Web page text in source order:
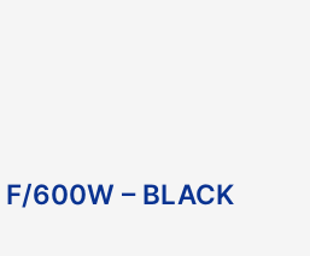
F/600W – BLACK